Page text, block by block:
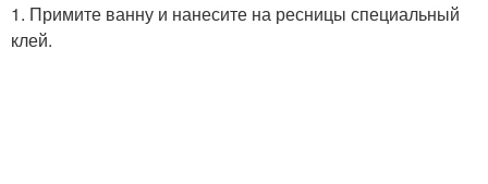
1. Примите ванну и нанесите на ресницы специальный
клей.